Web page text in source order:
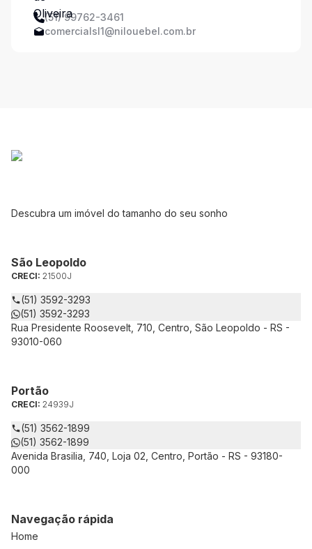
(51) 99762-3461
comercialsl1@nilouebel.com.br
Descubra um imóvel do tamanho do seu sonho
São Leopoldo
CRECI: 21500J
(51) 3592-3293
(51) 3592-3293
Rua Presidente Roosevelt, 710, Centro, São Leopoldo - RS -
93010-060
Portão
CRECI: 24939J
(51) 3562-1899
(51) 3562-1899
Avenida Brasilia, 740, Loja 02, Centro, Portão - RS - 93180-
000
Navegação rápida
Home